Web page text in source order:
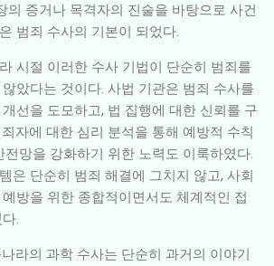
의 증거나 목격자의 진술을 바탕으로 사건
범죄 수사의 기본이 되었다.
시절 이러한 수사 기법이 단순히 범죄를
았다는 것이다. 사법 기관은 범죄 수사를
선을 도모하고, 법 집행에 대한 신뢰를 구
자에 대한 심리 분석을 통해 예방적 수칙
전망을 강화하기 위한 노력도 이룩하였다.
은 단순히 범죄 해결에 그치지 않고, 사회
방을 위한 종합적이면서도 체계적인 접
.
라의 과학 수사는 단순히 과거의 이야기